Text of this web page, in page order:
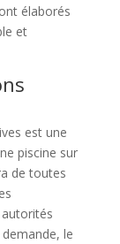
élaborés
et
est une
piscine sur
de toutes
le